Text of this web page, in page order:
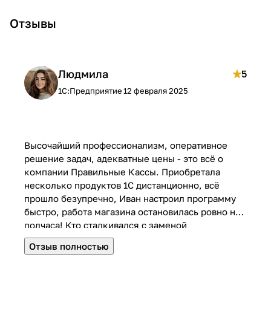
Отзывы
Людмила 5
1С:Предприятие12 февраля 2025
Высочайший профессионализм, оперативное
решение задач, адекватные цены - это всё о
компании Правильные Кассы. Приобретала
несколько продуктов 1С дистанционно, всё
прошло безупречно, Иван настроил программу
быстро, работа магазина остановилась ровно на
полчаса! Кто сталкивался с заменой
программного обеспечения в рознице, тот
поймёт, что это значит. И это всё при том, что
Отзыв полностью